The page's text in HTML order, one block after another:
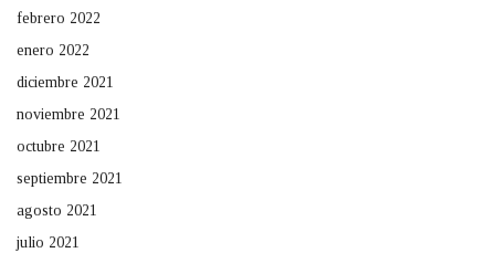
febrero 2022
enero 2022
diciembre 2021
noviembre 2021
octubre 2021
septiembre 2021
agosto 2021
julio 2021